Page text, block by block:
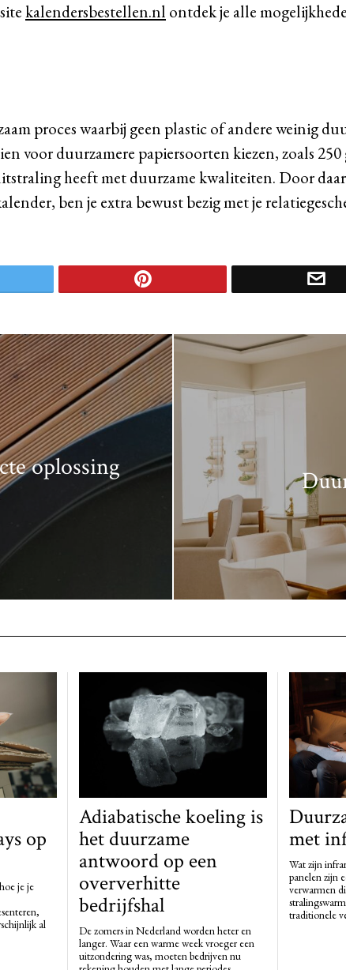
kalendersbestellen.nl ontdek je alle
proces waarbij geen plastic of andere weinig
voor duurzamere papiersoorten kiezen, zoals 250
heeft met duurzame kwaliteiten. Door
ben je extra bewust bezig met je
oplossing
op
je je
al
Adiabatische koeling is
het duurzame
antwoord op een
oververhitte
bedrijfshal
De zomers in Nederland worden heter en
langer. Waar een warme week vroeger een
uitzondering was, moeten bedrijven nu
met
Wat zijn
panelen zijn
verwarmen
traditionele